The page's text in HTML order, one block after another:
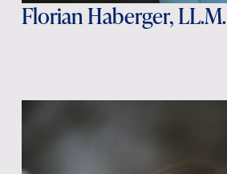
Florian Haberger, LL.M.